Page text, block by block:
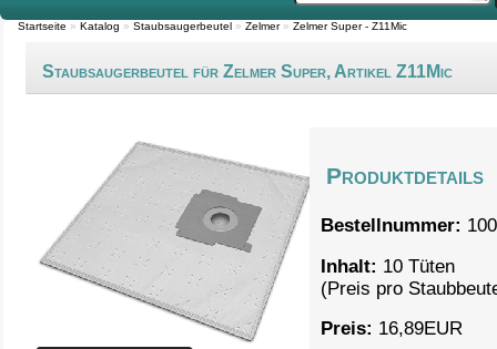
Startseite » Katalog » Staubsaugerbeutel » Zelmer » Zelmer Super - Z11Mic
Staubsaugerbeutel für Zelmer Super, Artikel Z11Mic
Produktdetails
Bestellnummer:
Inhalt: 10 Tüten
(Preis pro
Preis: 16,89EUR